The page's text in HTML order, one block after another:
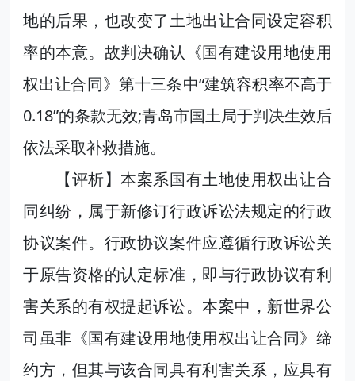
地的后果，也改变了土地出让合同设定容积
率的本意。故判决确认《国有建设用地使用
权出让合同》第十三条中“建筑容积率不高于
0.18”的条款无效;青岛市国土局于判决生效后
依法采取补救措施。
【评析】本案系国有土地使用权出让合
同纠纷，属于新修订行政诉讼法规定的行政
协议案件。行政协议案件应遵循行政诉讼关
于原告资格的认定标准，即与行政协议有利
害关系的有权提起诉讼。本案中，新世界公
司虽非《国有建设用地使用权出让合同》缔
约方，但其与该合同具有利害关系，应具有